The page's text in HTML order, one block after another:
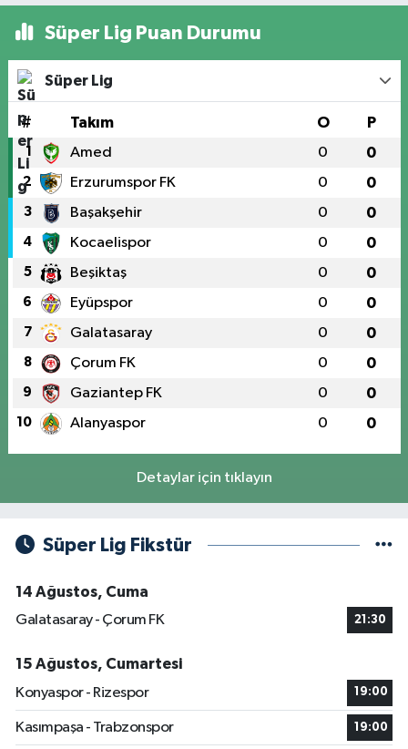
Süper Lig Puan Durumu
Süper Lig
# Takım O P
1 Amed 0 0
2 Erzurumspor FK 0 0
3 Başakşehir 0 0
4 Kocaelispor 0 0
5 Beşiktaş 0 0
6 Eyüpspor 0 0
7 Galatasaray 0 0
8 Çorum FK 0 0
9 Gaziantep FK 0 0
10 Alanyaspor 0 0
Detaylar için tıklayın
Süper Lig Fikstür
14 Ağustos, Cuma
Galatasaray - Çorum FK
21:30
15 Ağustos, Cumartesi
Konyaspor - Rizespor
19:00
Kasımpaşa - Trabzonspor 19:00